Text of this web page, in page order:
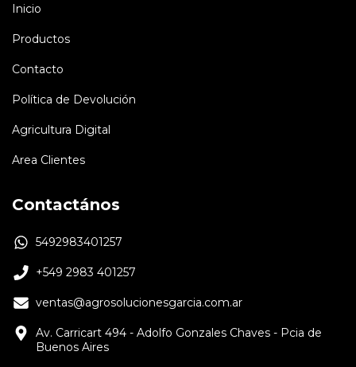
Inicio
Productos
Contacto
Política de Devolución
Agricultura Digital
Area Clientes
Contactános
5492983401257
+549 2983 401257
ventas@agrosolucionesgarcia.com.ar
Av. Carricart 494 - Adolfo Gonzales Chaves - Pcia de
Buenos Aires